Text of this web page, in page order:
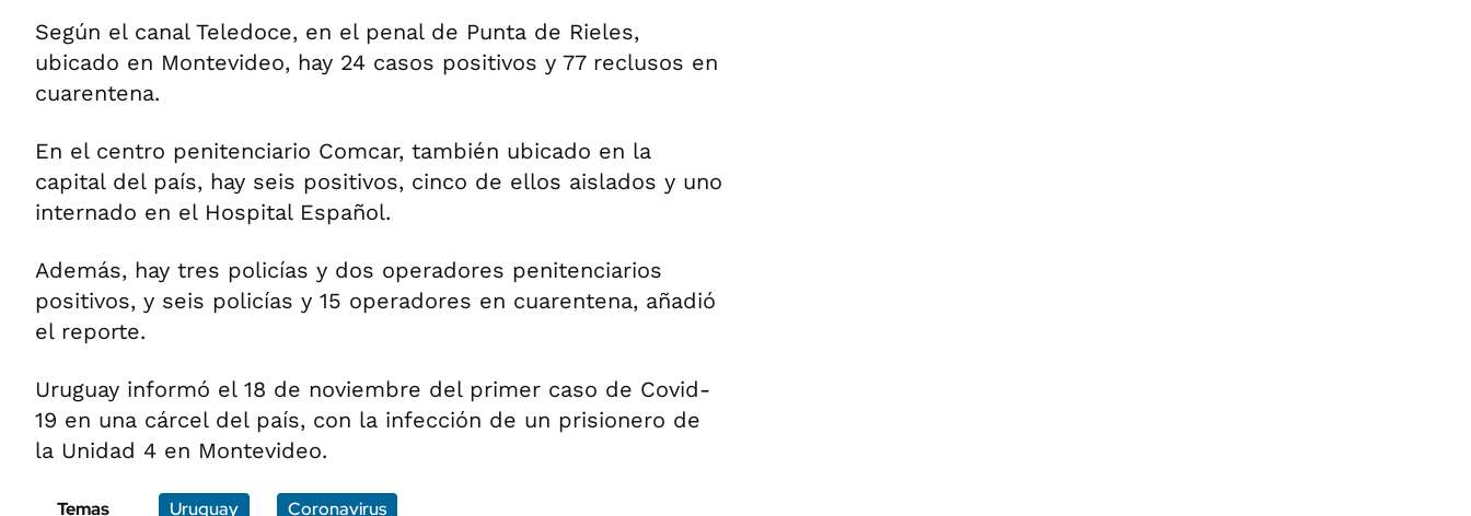
Según el canal Teledoce, en el penal de Punta de Rieles,
ubicado en Montevideo, hay 24 casos positivos y 77 reclusos en
cuarentena.
En el centro penitenciario Comcar, también ubicado en la
capital del país, hay seis positivos, cinco de ellos aislados y uno
internado en el Hospital Español.
Además, hay tres policías y dos operadores penitenciarios
positivos, y seis policías y 15 operadores en cuarentena, añadió
el reporte.
Uruguay informó el 18 de noviembre del primer caso de Covid-
19 en una cárcel del país, con la infección de un prisionero de
la Unidad 4 en Montevideo.
Temas Uruguay Coronavirus